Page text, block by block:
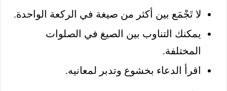
لا تَجْمَع بين أكثر من صيغة في الركعة الواحدة.
يمكنك التناوب بين الصيغ في الصلوات
المختلفة.
اقرأ الدعاء بخشوع وتدبر لمعانيه.